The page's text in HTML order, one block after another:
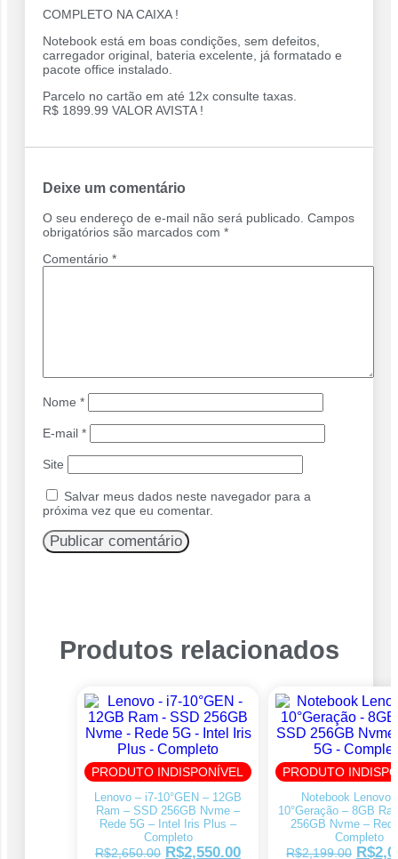
COMPLETO NA CAIXA !
Notebook está em boas condições, sem defeitos,
carregador original, bateria excelente, já formatado e
pacote office instalado.
Parcelo no cartão em até 12x consulte taxas.
R$ 1899.99 VALOR AVISTA !
Deixe um comentário
O seu endereço de e-mail não será publicado. Campos
obrigatórios são marcados com *
Comentário *
Nome *
E-mail *
Site
Salvar meus dados neste navegador para a
próxima vez que eu comentar.
Produtos relacionados
PRODUTO INDISPONÍVEL
Lenovo – i7-10°GEN – 12GB
Ram – SSD 256GB Nvme –
Rede 5G – Intel Iris Plus –
Completo
R$2,650.00 R$2,550.00
PRODUTO
Notebook Lenovo
10°Geração – 8GB
256GB Nvme –
Completo
R$2,199.00 R$